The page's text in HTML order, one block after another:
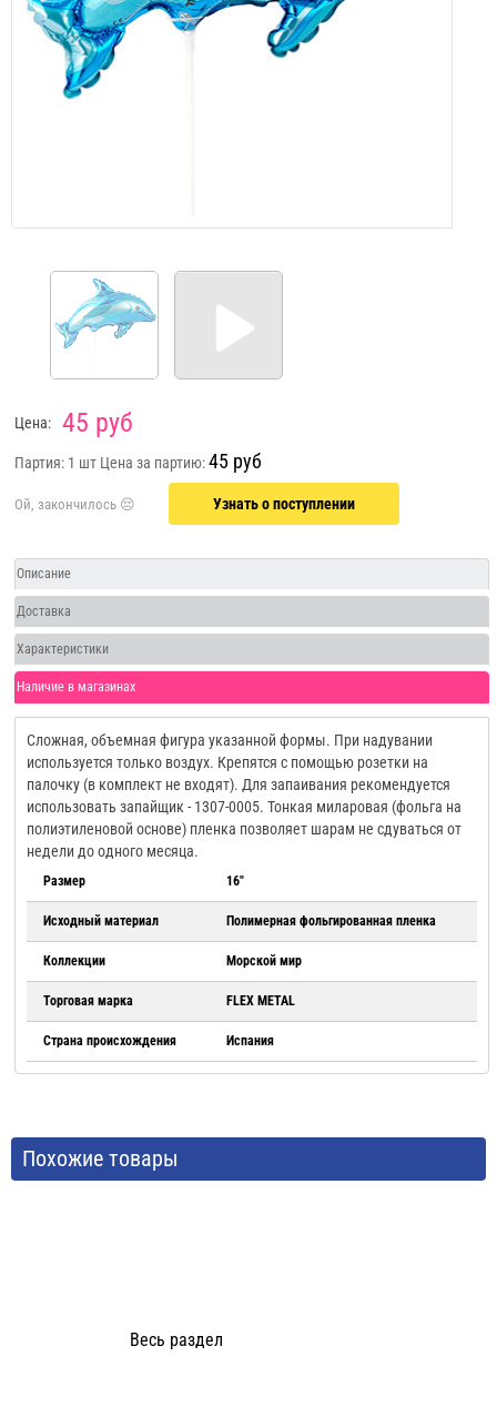
Цена: 45 руб
Партия: 1 шт Цена за партию:45 руб
Узнать о поступлении
Описание
Доставка
Характеристики
Наличие в магазинах
Сложная, объемная фигура указанной формы. При надувании
используется только воздух. Крепятся с помощью розетки на
палочку (в комплект не входят). Для запаивания рекомендуется
использовать запайщик - 1307-0005. Тонкая миларовая (фольга на
полиэтиленовой основе) пленка позволяет шарам не сдуваться от
недели до одного месяца.
Размер 16"
Исходный материал Полимерная фольгированная пленка
Коллекции Морской мир
Торговая марка FLEX METAL
Страна происхождения Испания
Похожие товары
Весь раздел